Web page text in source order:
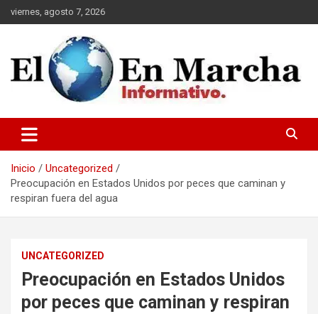
Saltar
al
viernes, agosto 7, 2026
elmundoenmarcha.net
Inicio
Uncategorized
Preocupación en Estados Unidos por peces que caminan y
respiran fuera del agua
UNCATEGORIZED
Preocupación en Estados Unidos
por peces que caminan y respiran